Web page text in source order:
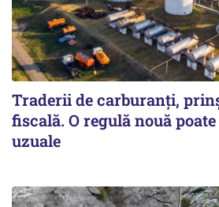
Traderii de carburanți,
fiscală. O regulă nouă
uzuale